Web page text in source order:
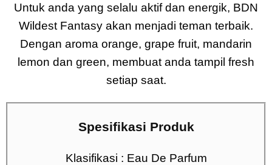
Untuk anda yang selalu aktif dan energik, BDN
Wildest Fantasy akan menjadi teman terbaik.
Dengan aroma orange, grape fruit, mandarin
lemon dan green, membuat anda tampil fresh
setiap saat.
Spesifikasi Produk
Klasifikasi : Eau De Parfum